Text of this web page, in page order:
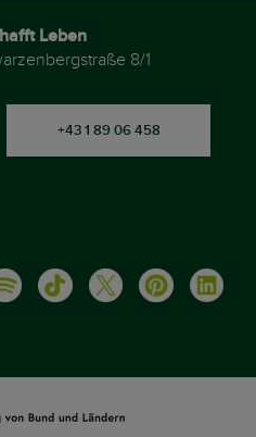
Leben
8/1
+43 1 89 06 458